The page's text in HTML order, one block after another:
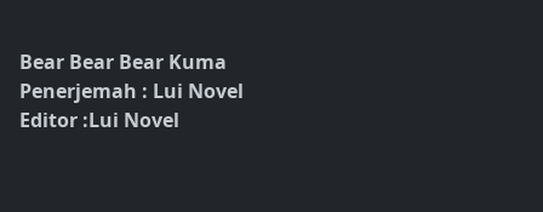
Bear Bear Bear Kuma
Penerjemah : Lui Novel
Editor :Lui Novel